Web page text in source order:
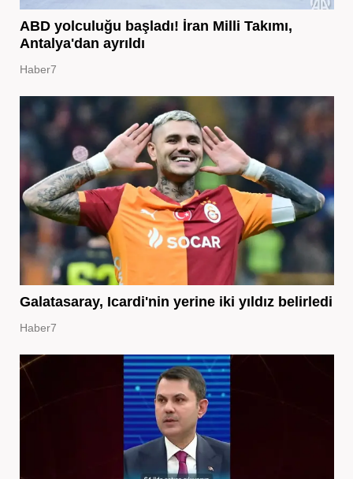
ABD yolculuğu başladı! İran Milli Takımı,
Antalya'dan ayrıldı
Haber7
Galatasaray, Icardi'nin yerine iki yıldız belirledi
Haber7